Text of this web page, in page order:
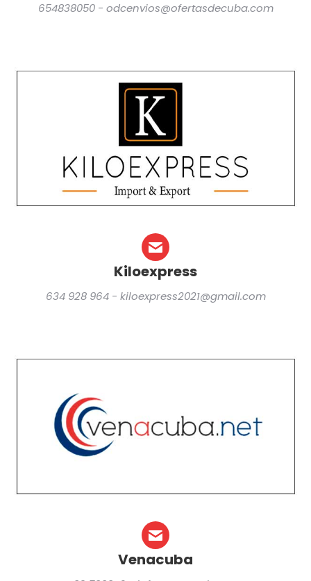
654838050 - odcenvios@ofertasdecuba.com
Kiloexpress
634 928 964 - kiloexpress2021@gmail.com
Venacuba